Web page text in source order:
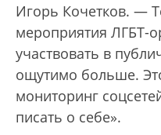
Игорь Кочетков. —
мероприятия ЛГБТ-
участвовать в
ощутимо больше.
мониторинг
писать о себе».